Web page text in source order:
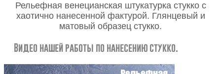
Рельефная венецианская штукатурка стукко с
хаотично нанесенной фактурой. Глянцевый и
матовый образец стукко.
Видео нашей работы по нанесению стукко.